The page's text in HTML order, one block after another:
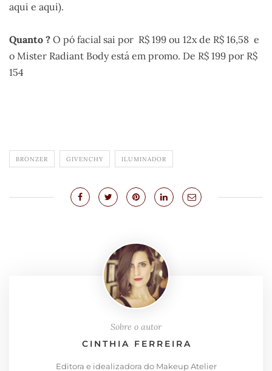
aqui e aqui).
Quanto ? O pó facial sai por R$ 199 ou 12x de R$ 16,58 e
o Mister Radiant Body está em promo. De R$ 199 por R$
154
BRONZER GIVENCHY ILUMINADOR
Sobre o autor
CINTHIA FERREIRA
Editora e idealizadora do Makeup Atelier